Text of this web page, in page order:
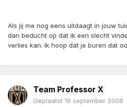
Als jij me nog eens uitdaagt in jouw
dan beducht op dat ik een slecht
verlies kan. Ik hoop dat je buren dat
Team Professor X
Geplaatst 19 september 2008